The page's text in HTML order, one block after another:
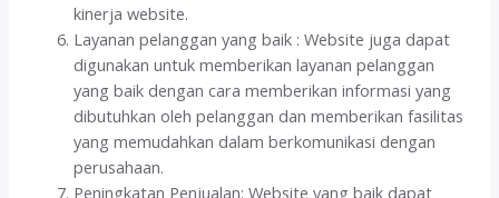
kinerja website.
Layanan pelanggan yang baik : Website juga dapat
digunakan untuk memberikan layanan pelanggan
yang baik dengan cara memberikan informasi yang
dibutuhkan oleh pelanggan dan memberikan fasilitas
yang memudahkan dalam berkomunikasi dengan
perusahaan.
Peningkatan Penjualan: Website yang baik dapat